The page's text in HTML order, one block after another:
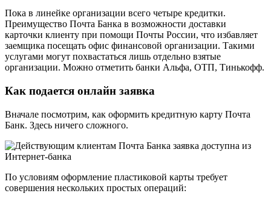
Пока в линейке организации всего четыре кредитки.
Преимущество Почта Банка в возможности доставки
карточки клиенту при помощи Почты России, что избавляет
заемщика посещать офис финансовой организации. Такими
услугами могут похвастаться лишь отдельно взятые
организации. Можно отметить банки Альфа, ОТП, Тинькофф.
Как подается онлайн заявка
Вначале посмотрим, как оформить кредитную карту Почта
Банк. Здесь ничего сложного.
По условиям оформление пластиковой карты требует
совершения нескольких простых операций: